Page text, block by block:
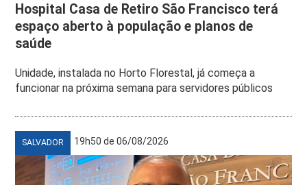
Hospital Casa de Retiro São Francisco terá
espaço aberto à população e planos de
saúde
Unidade, instalada no Horto Florestal, já começa a
funcionar na próxima semana para servidores públicos
SALVADOR 19h50 de 06/08/2026